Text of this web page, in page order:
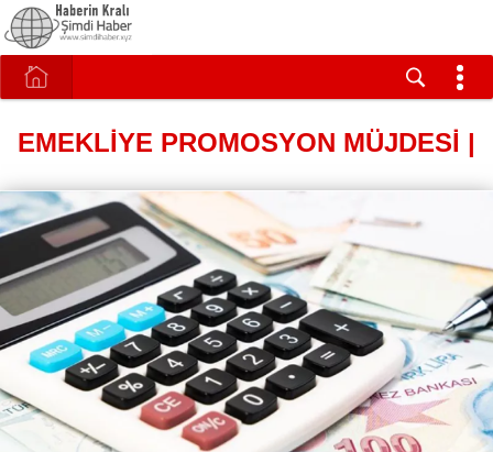
EMEKLİYE PROMOSYON MÜJDESİ |